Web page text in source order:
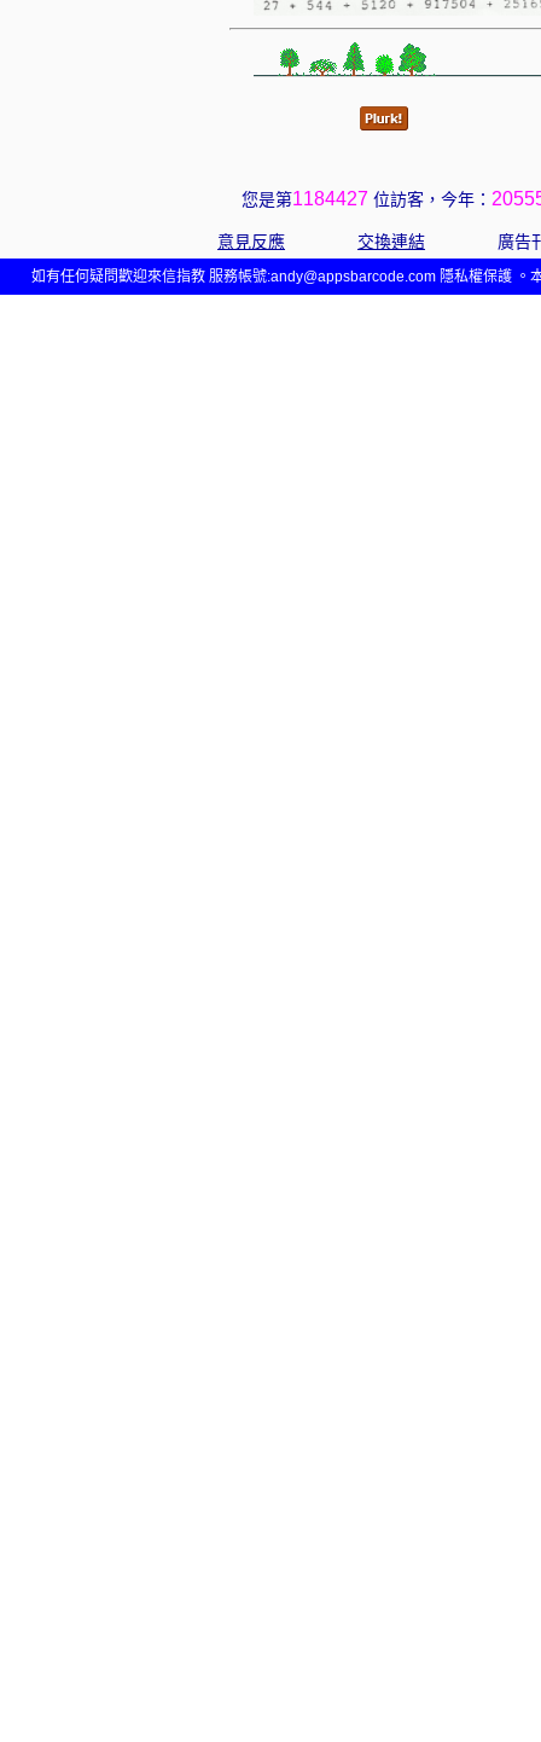
您是第1184427 位訪客，今年：
意見反應 交換連結 廣告
如有任何疑問歡迎來信指教 服務帳號:andy@appsbarcode.com隱私權保護 。